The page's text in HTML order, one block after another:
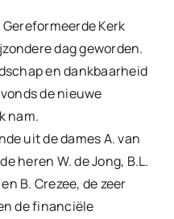
Gereformeerde Kerk
dag geworden.
en dankbaarheid
de nieuwe
nam.
uit de dames A. van
heren W. de Jong, B.L.
B. Crezee, de zeer
de financiële